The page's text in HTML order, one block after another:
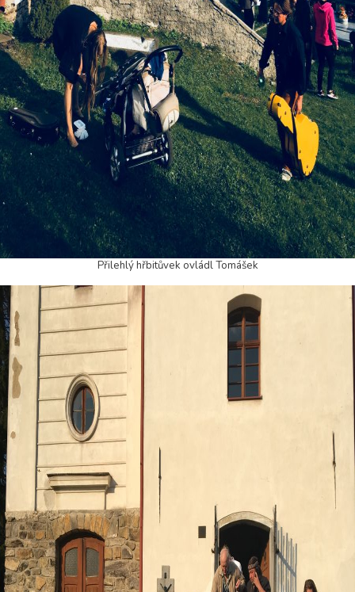
Přilehlý hřbitůvek ovládl Tomášek